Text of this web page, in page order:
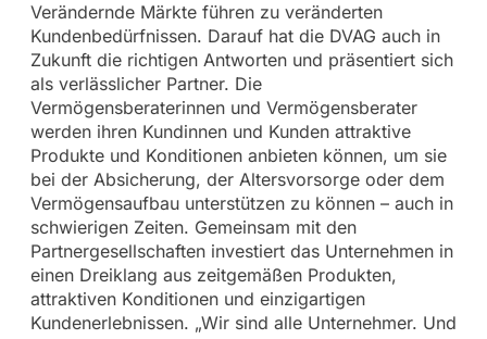
Verändernde Märkte führen zu veränderten
Kundenbedürfnissen. Darauf hat die DVAG auch in
Zukunft die richtigen Antworten und präsentiert sich
als verlässlicher Partner. Die
Vermögensberaterinnen und Vermögensberater
werden ihren Kundinnen und Kunden attraktive
Produkte und Konditionen anbieten können, um sie
bei der Absicherung, der Altersvorsorge oder dem
Vermögensaufbau unterstützen zu können – auch in
schwierigen Zeiten. Gemeinsam mit den
Partnergesellschaften investiert das Unternehmen in
einen Dreiklang aus zeitgemäßen Produkten,
attraktiven Konditionen und einzigartigen
Kundenerlebnissen. „Wir sind alle Unternehmer. Und